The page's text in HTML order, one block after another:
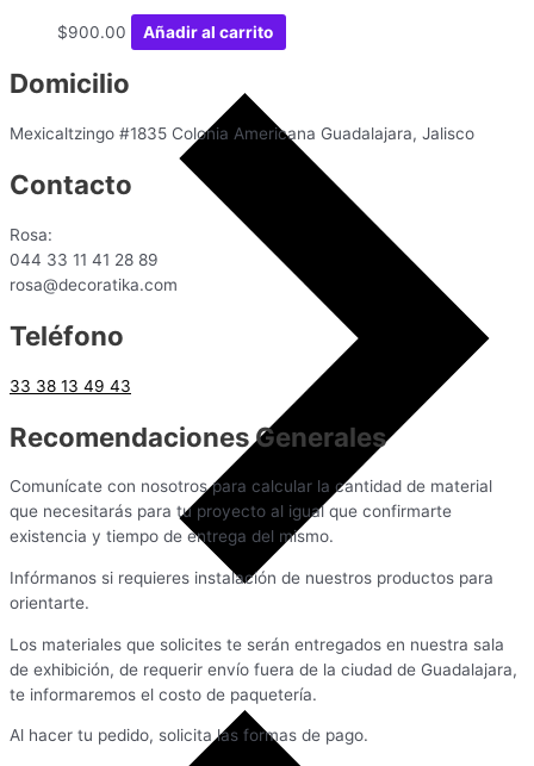
$900.00 Añadir al carrito
Domicilio
Mexicaltzingo #1835 Colonia Americana Guadalajara, Jalisco
Contacto
Rosa:
044 33 11 41 28 89
rosa@decoratika.com
Teléfono
33 38 13 49 43
Recomendaciones Generales
Comunícate con nosotros para calcular la cantidad de material
que necesitarás para tu proyecto al igual que confirmarte
existencia y tiempo de entrega del mismo.
Infórmanos si requieres instalación de nuestros productos para
orientarte.
Los materiales que solicites te serán entregados en nuestra sala
de exhibición, de requerir envío fuera de la ciudad de Guadalajara,
te informaremos el costo de paquetería.
Al hacer tu pedido, solicita las formas de pago.